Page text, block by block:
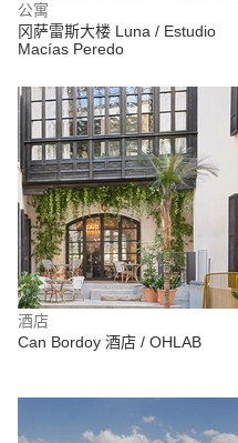
公寓
冈萨雷斯大楼 Luna / Estudio
Macías Peredo
酒店
Can Bordoy 酒店 / OHLAB